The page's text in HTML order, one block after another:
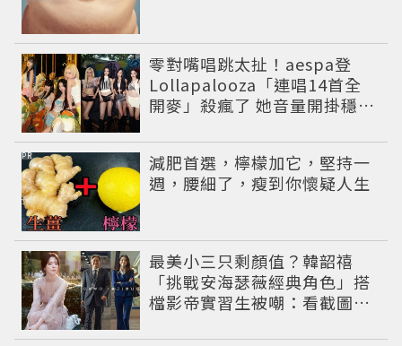
零對嘴唱跳太扯！aespa登
Lollapalooza「連唱14首全
開麥」殺瘋了 她音量開掛穩到
減肥首選，檸檬加它，堅持一
週，腰細了，瘦到你懷疑人生
PR
最美小三只剩顏值？韓韶禧
「挑戰安海瑟薇經典角色」搭
檔影帝實習生被嘲：看截圖就